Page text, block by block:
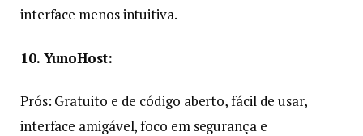
interface menos intuitiva.
10. YunoHost:
Prós: Gratuito e de código aberto, fácil de usar,
interface amigável, foco em segurança e